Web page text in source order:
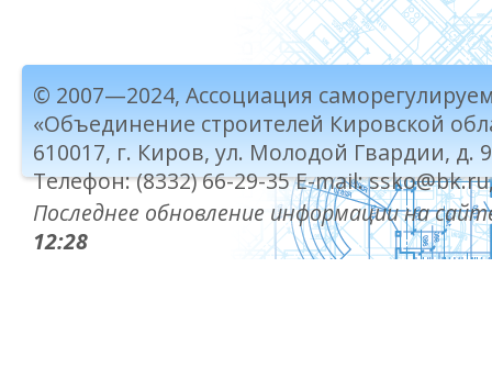
© 2007—2024, Ассоциация
«Объединение строителей Кировской
610017, г. Киров, ул. Молодой Гвардии, д.
Телефон: (8332) 66-29-35 E-mail:
Последнее обновление информации на
12:28